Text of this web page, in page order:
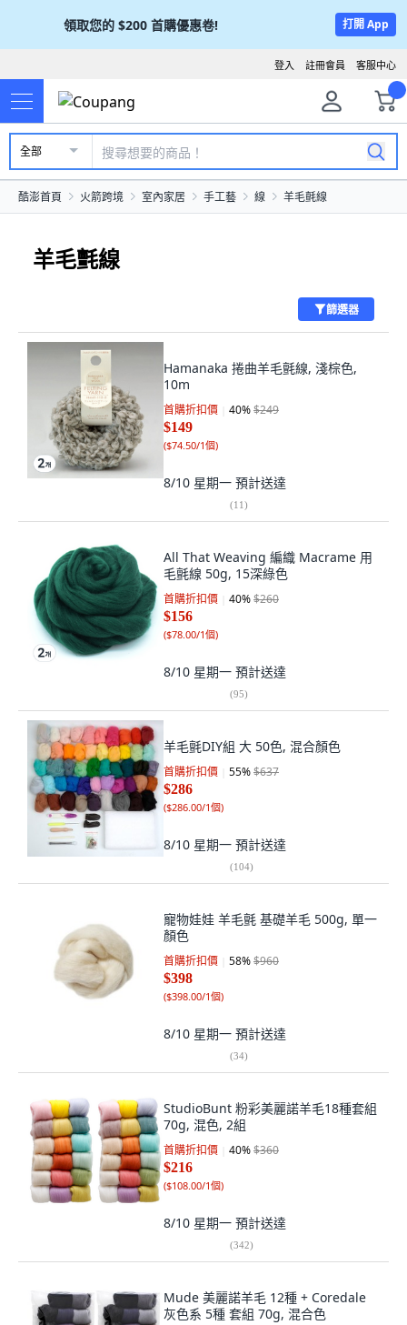
領取您的 $200 首購優惠卷! 打開 App
客服中心
註冊會員
登入
全部
酷澎首頁 火箭跨境 室內家居 手工藝 線 羊毛氈線
羊毛氈線
篩選器
Hamanaka 捲曲羊毛氈線, 淺棕色,
10m
首購折扣價 40%$249
$149
($74.50/1個)
8/10 星期一 預計送達
(11)
All That Weaving 編織 Macrame 用
毛氈線 50g, 15深綠色
首購折扣價 40%$260
$156
($78.00/1個)
8/10 星期一 預計送達
(95)
羊毛氈DIY組 大 50色, 混合顏色
首購折扣價 55%$637
$286
($286.00/1個)
8/10 星期一 預計送達
(104)
寵物娃娃 羊毛氈 基礎羊毛 500g, 單一
顏色
首購折扣價 58%$960
$398
($398.00/1個)
8/10 星期一 預計送達
(34)
StudioBunt 粉彩美麗諾羊毛18種套組
70g, 混色, 2組
首購折扣價 40%$360
$216
($108.00/1個)
8/10 星期一 預計送達
(342)
Mude 美麗諾羊毛 12種 + Coredale
灰色系 5種 套組 70g, 混合色